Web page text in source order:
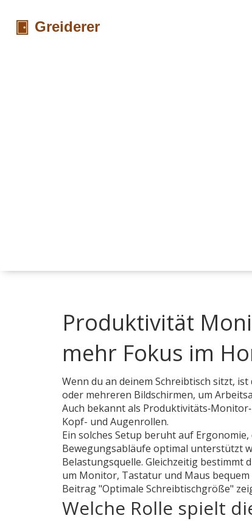
Produktivität
mehr Fokus im
Wenn du an deinem Schreibtisch sitzt, ist
oder mehreren Bildschirmen, um
Auch bekannt als
Kopf- und Augenrollen.
Ein solches Setup beruht auf Ergonomie,
Bewegungsabläufe optimal unterstützt
Belastungsquelle. Gleichzeitig bestimmt
um Monitor, Tastatur und Maus
Beitrag "Optimale Schreibtischgröße"
Welche Rolle spielt